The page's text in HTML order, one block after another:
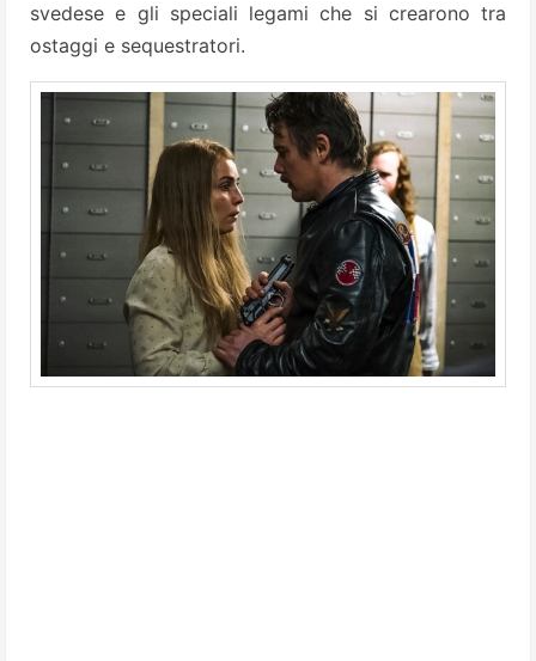
svedese e gli speciali legami che si crearono tra
ostaggi e sequestratori.